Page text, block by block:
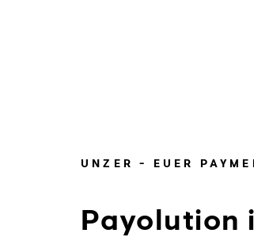
UNZER - EUER
Payolution